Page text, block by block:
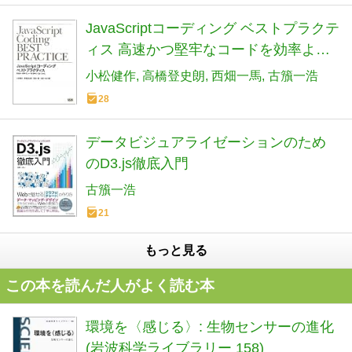
JavaScriptコーディング ベストプラクテ
ィス 高速かつ堅牢なコードを効率よく
書くために
小松健作 高橋登史朗 西畑一馬 古籏一浩
28
データビジュアライゼーションのため
のD3.js徹底入門
古籏一浩
21
もっと見る
この本を読んだ人がよく読む本
環境を〈感じる〉: 生物センサーの進化
(岩波科学ライブラリー 158)